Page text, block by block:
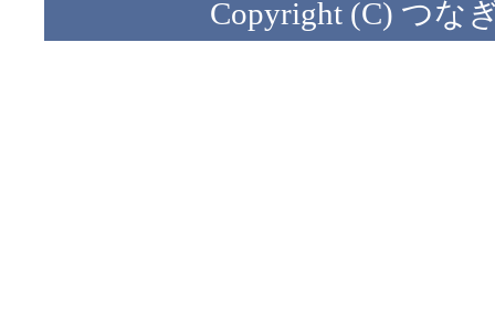
Copyright (C) つな